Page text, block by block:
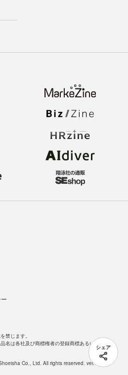
シェア
禁じます。
名は各社及び商標権者の登録商標あるいは商標で
Co., Ltd. All rights reserved. ver.1.5